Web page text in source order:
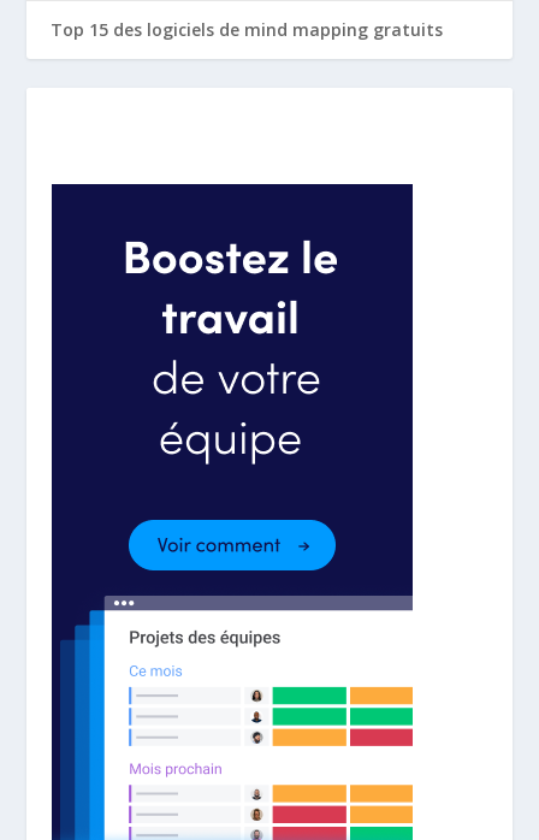
Top 15 des logiciels de mind mapping gratuits